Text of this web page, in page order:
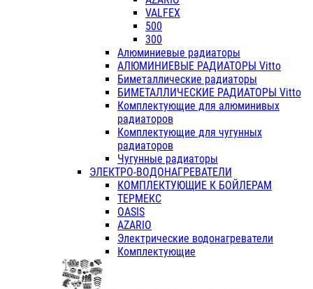
VALFEX
500
300
Алюминиевые радиаторы
АЛЮМИНИЕВЫЕ РАДИАТОРЫ Vitto
Биметаллические радиаторы
БИМЕТАЛЛИЧЕСКИЕ РАДИАТОРЫ Vitto
Комплектующие для алюминивых
радиаторов
Комплектующие для чугунных
радиаторов
Чугунные радиаторы
ЭЛЕКТРО-ВОДОНАГРЕВАТЕЛИ
КОМПЛЕКТУЮЩИЕ К БОЙЛЕРАМ
ТЕРМЕКС
OASIS
AZARIO
Электрические водонагреватели
Комплектующие